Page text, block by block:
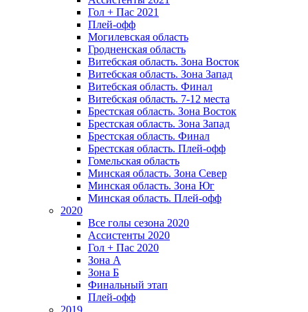
Гол + Пас 2021
Плей-офф
Могилевская область
Гродненская область
Витебская область. Зона Восток
Витебская область. Зона Запад
Витебская область. Финал
Витебская область. 7-12 места
Брестская область. Зона Восток
Брестская область. Зона Запад
Брестская область. Финал
Брестская область. Плей-офф
Гомельская область
Минская область. Зона Север
Минская область. Зона Юг
Минская область. Плей-офф
2020
Все голы сезона 2020
Ассистенты 2020
Гол + Пас 2020
Зона А
Зона Б
Финальный этап
Плей-офф
2019